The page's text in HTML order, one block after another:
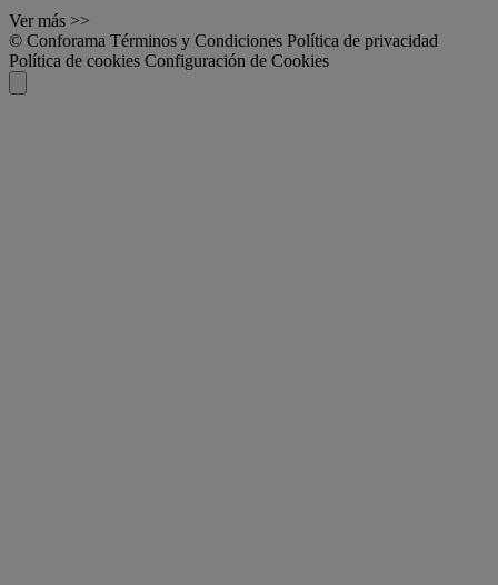
Ver más >>
© Conforama Términos y Condiciones Política de privacidad
Política de cookies Configuración de Cookies